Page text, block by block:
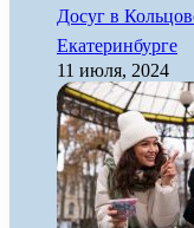
Досуг в
Екатеринбурге
11 июля, 2024